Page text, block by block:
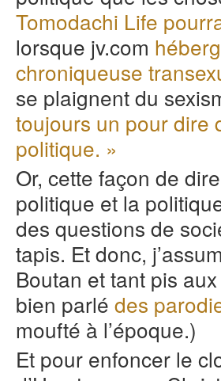
Tomodachi Life
lorsque jv.com
chroniqueuse
se plaignent du
toujours un pour dire
politique. »
Or, cette façon de
politique et la
des questions de
tapis. Et donc,
Boutan et tant pis
bien parlé des
moufté à l’époque.)
Et pour enfoncer le